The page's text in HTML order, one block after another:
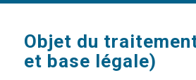
Objet du
et base légale)